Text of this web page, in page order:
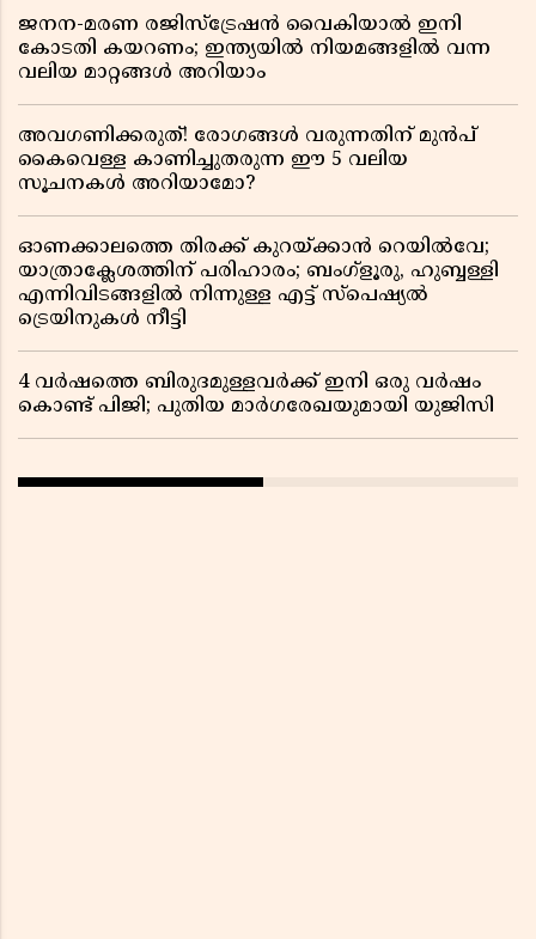
ജനന-മരണ രജിസ്ട്രേഷൻ വൈകിയാൽ ഇനി
കോടതി കയറണം; ഇന്ത്യയിൽ നിയമങ്ങളിൽ വന്ന
വലിയ മാറ്റങ്ങൾ അറിയാം
അവഗണിക്കരുത്! രോഗങ്ങൾ വരുന്നതിന് മുൻപ്
കൈവെള്ള കാണിച്ചുതരുന്ന ഈ 5 വലിയ
സൂചനകൾ അറിയാമോ?
ഓണക്കാലത്തെ തിരക്ക് കുറയ്ക്കാൻ റെയിൽവേ;
യാത്രാക്ലേശത്തിന് പരിഹാരം; ബംഗ്ളൂരു, ഹുബ്ബള്ളി
എന്നിവിടങ്ങളിൽ നിന്നുള്ള എട്ട് സ്പെഷ്യൽ
ട്രെയിനുകൾ നീട്ടി
4 വർഷത്തെ ബിരുദമുള്ളവർക്ക് ഇനി ഒരു വർഷം
കൊണ്ട് പിജി; പുതിയ മാർഗരേഖയുമായി യുജിസി